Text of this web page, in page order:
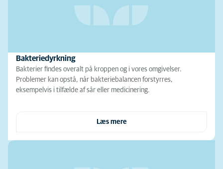
Bakteriedyrkning
Bakterier findes overalt på kroppen og i vores omgivelser.
Problemer kan opstå, når bakteriebalancen forstyrres,
eksempelvis i tilfælde af sår eller medicinering.
Læs mere